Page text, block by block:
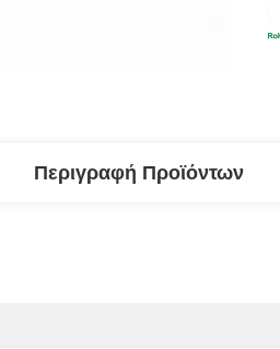
Περιγραφή Προϊόντων